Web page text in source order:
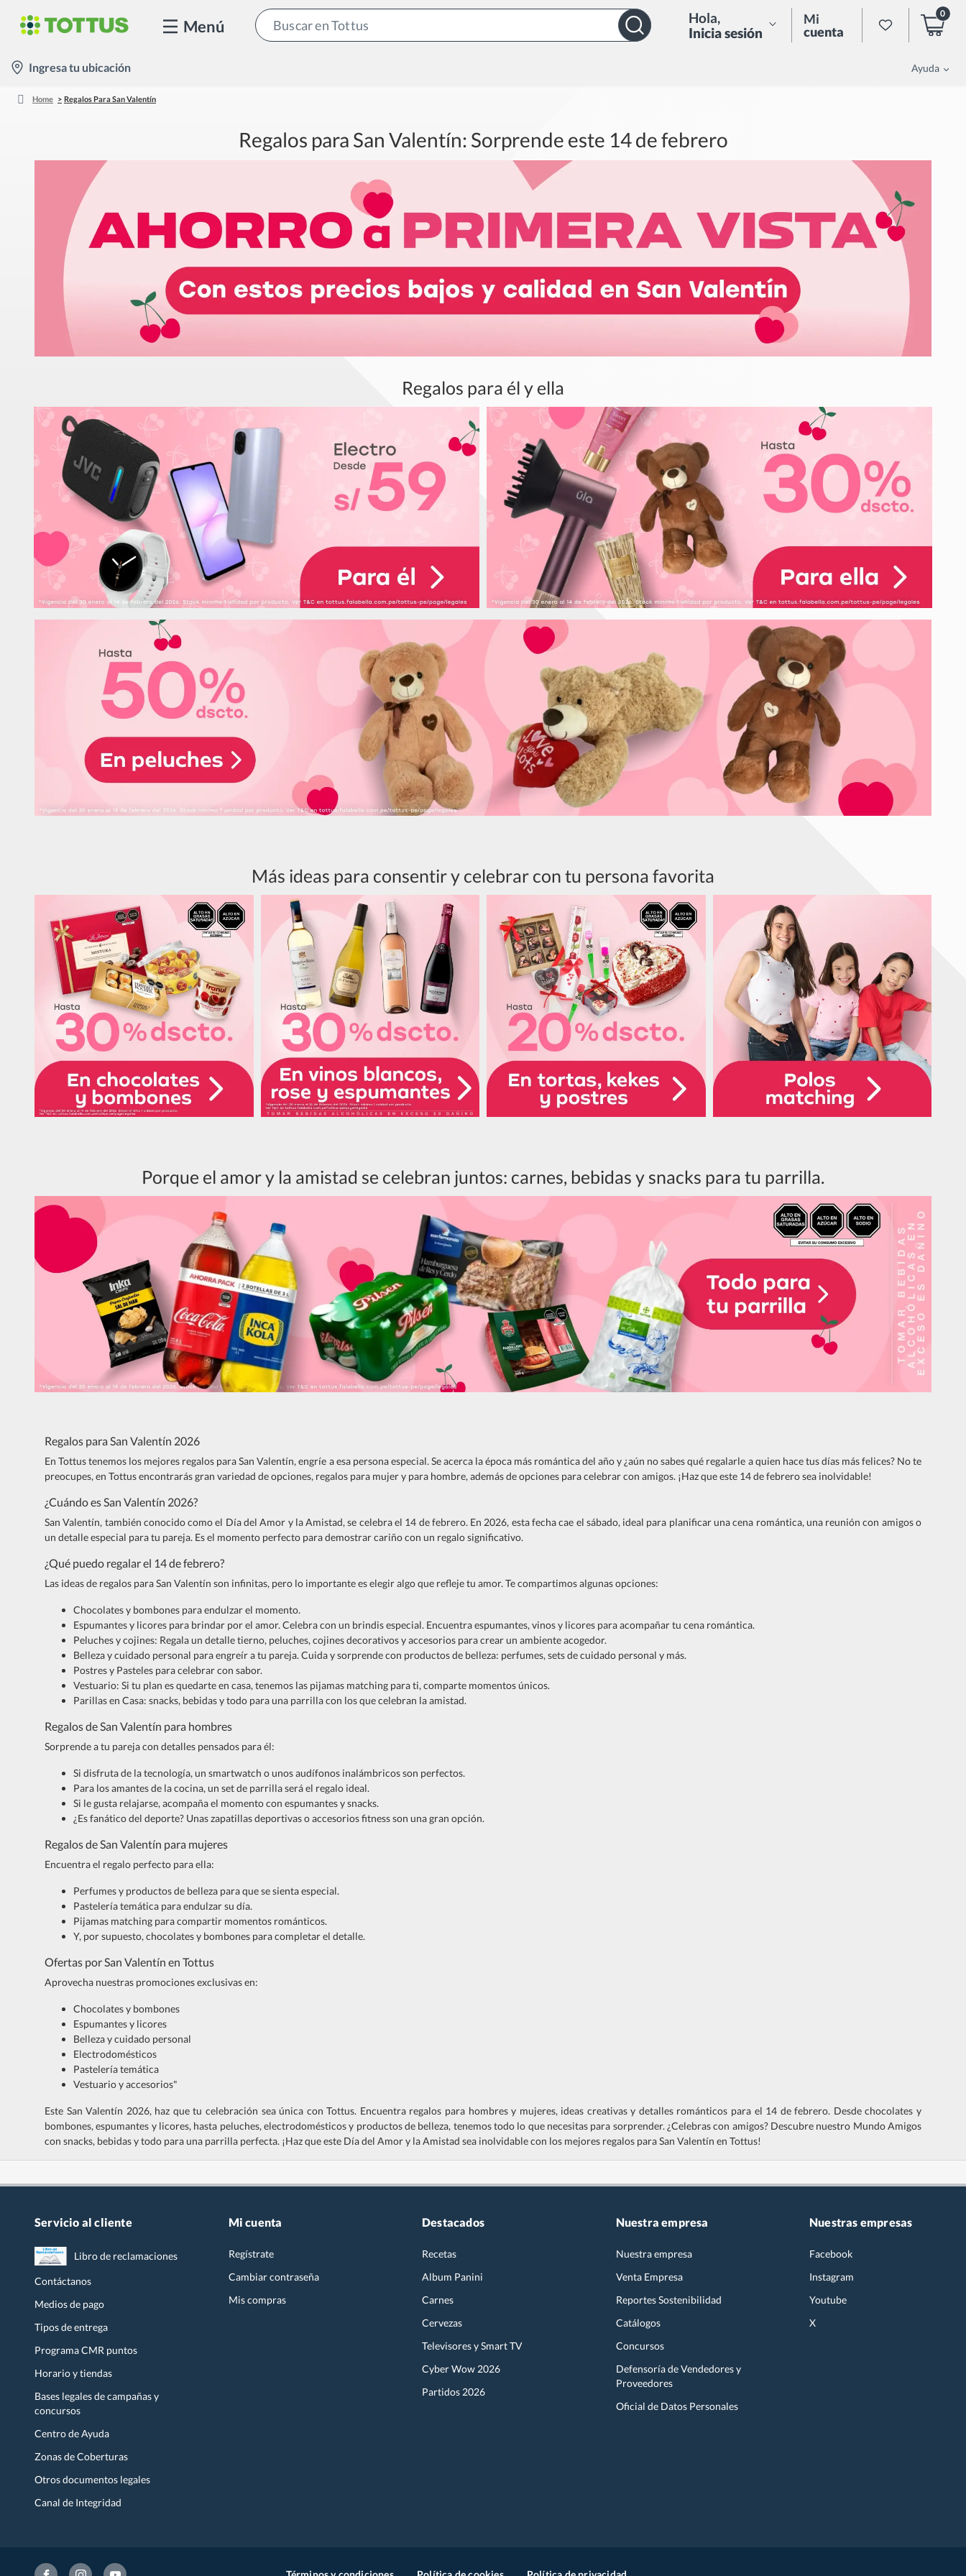
Menú Hola,
Inicia sesión
Mi
cuenta
0
location-
Ingresa tu ubicación Ayuda
Home Regalos Para San Valentín
Regalos para San Valentín: Sorprende este 14 de febrero
Regalos para él y ella
Más ideas para consentir y celebrar con tu persona favorita
Porque el amor y la amistad se celebran juntos: carnes, bebidas y snacks para tu parrilla.
Regalos para San Valentín 2026
En Tottus tenemos los mejores regalos para San Valentín, engríe a esa persona especial. Se acerca la época más romántica del año y ¿aún no sabes qué regalarle a quien hace tus días más felices? No te
preocupes, en Tottus encontrarás gran variedad de opciones, regalos para mujer y para hombre, además de opciones para celebrar con amigos. ¡Haz que este 14 de febrero sea inolvidable!
¿Cuándo es San Valentín 2026?
San Valentín, también conocido como el Día del Amor y la Amistad, se celebra el 14 de febrero. En 2026, esta fecha cae el sábado, ideal para planificar una cena romántica, una reunión con amigos o
un detalle especial para tu pareja. Es el momento perfecto para demostrar cariño con un regalo significativo.
¿Qué puedo regalar el 14 de febrero?
Las ideas de regalos para San Valentín son infinitas, pero lo importante es elegir algo que refleje tu amor. Te compartimos algunas opciones:
Chocolates y bombones para endulzar el momento.
Espumantes y licores para brindar por el amor. Celebra con un brindis especial. Encuentra espumantes, vinos y licores para acompañar tu cena romántica.
Peluches y cojines: Regala un detalle tierno, peluches, cojines decorativos y accesorios para crear un ambiente acogedor.
Belleza y cuidado personal para engreír a tu pareja. Cuida y sorprende con productos de belleza: perfumes, sets de cuidado personal y más.
Postres y Pasteles para celebrar con sabor.
Vestuario: Si tu plan es quedarte en casa, tenemos las pijamas matching para ti, comparte momentos únicos.
Parillas en Casa: snacks, bebidas y todo para una parrilla con los que celebran la amistad.
Regalos de San Valentín para hombres
Sorprende a tu pareja con detalles pensados para él:
Si disfruta de la tecnología, un smartwatch o unos audífonos inalámbricos son perfectos.
Para los amantes de la cocina, un set de parrilla será el regalo ideal.
Si le gusta relajarse, acompaña el momento con espumantes y snacks.
¿Es fanático del deporte? Unas zapatillas deportivas o accesorios fitness son una gran opción.
Regalos de San Valentín para mujeres
Encuentra el regalo perfecto para ella:
Perfumes y productos de belleza para que se sienta especial.
Pastelería temática para endulzar su día.
Pijamas matching para compartir momentos románticos.
Y, por supuesto, chocolates y bombones para completar el detalle.
Ofertas por San Valentín en Tottus
Aprovecha nuestras promociones exclusivas en:
Chocolates y bombones
Espumantes y licores
Belleza y cuidado personal
Electrodomésticos
Pastelería temática
Vestuario y accesorios"
Este San Valentín 2026, haz que tu celebración sea única con Tottus. Encuentra regalos para hombres y mujeres, ideas creativas y detalles románticos para el 14 de febrero. Desde chocolates y
bombones, espumantes y licores, hasta peluches, electrodomésticos y productos de belleza, tenemos todo lo que necesitas para sorprender. ¿Celebras con amigos? Descubre nuestro Mundo Amigos
con snacks, bebidas y todo para una parrilla perfecta. ¡Haz que este Día del Amor y la Amistad sea inolvidable con los mejores regalos para San Valentín en Tottus!
Servicio al cliente
Libro de reclamaciones
Contáctanos
Medios de pago
Tipos de entrega
Programa CMR puntos
Horario y tiendas
Bases legales de campañas y
concursos
Centro de Ayuda
Zonas de Coberturas
Otros documentos legales
Canal de Integridad
Mi cuenta
Regístrate
Cambiar contraseña
Mis compras
Destacados
Recetas
Album Panini
Carnes
Cervezas
Televisores y Smart TV
Cyber Wow 2026
Partidos 2026
Nuestra empresa
Nuestra empresa
Venta Empresa
Reportes Sostenibilidad
Catálogos
Concursos
Defensoría de Vendedores y
Proveedores
Oficial de Datos Personales
Nuestras empresas
Facebook
Instagram
Youtube
X